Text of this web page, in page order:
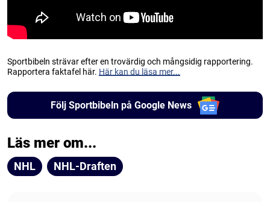
Sportbibeln strävar efter en trovärdig och mångsidig rapportering.
Rapportera faktafel här. Här kan du läsa mer...
Följ Sportbibeln på Google News
Läs mer om...
NHL NHL-Draften